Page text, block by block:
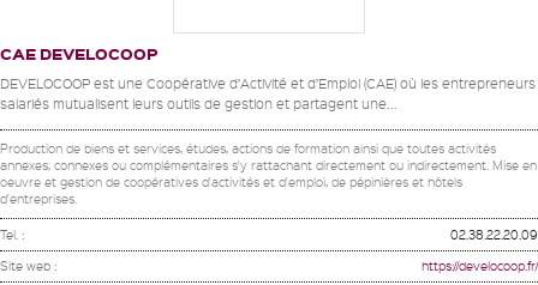
CAE DEVELOCOOP
DEVELOCOOP est une Coopérative d’Activité et d’Emploi (CAE) où les entrepreneurs
salariés mutualisent leurs outils de gestion et partagent une...
Production de biens et services, études, actions de formation ainsi que toutes activités
annexes, connexes ou complémentaires s'y rattachant directement ou indirectement. Mise en
oeuvre et gestion de coopératives d'activités et d'emploi, de pépinières et hôtels
d'entreprises.
Tel. : 02.38.22.20.09
Site web : https://develocoop.fr/